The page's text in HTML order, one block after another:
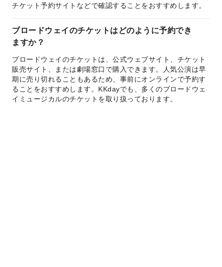
チケット予約サイトなどで確認することをおすすめします。
ブロードウェイのチケットはどのように予約でき
ますか？
ブロードウェイのチケットは、公式ウェブサイト、チケット
販売サイト、または劇場窓口で購入できます。人気公演は早
期に売り切れることもあるため、事前にオンラインで予約す
ることをおすすめします。KKdayでも、多くのブロードウェ
イミュージカルのチケットを取り扱っております。